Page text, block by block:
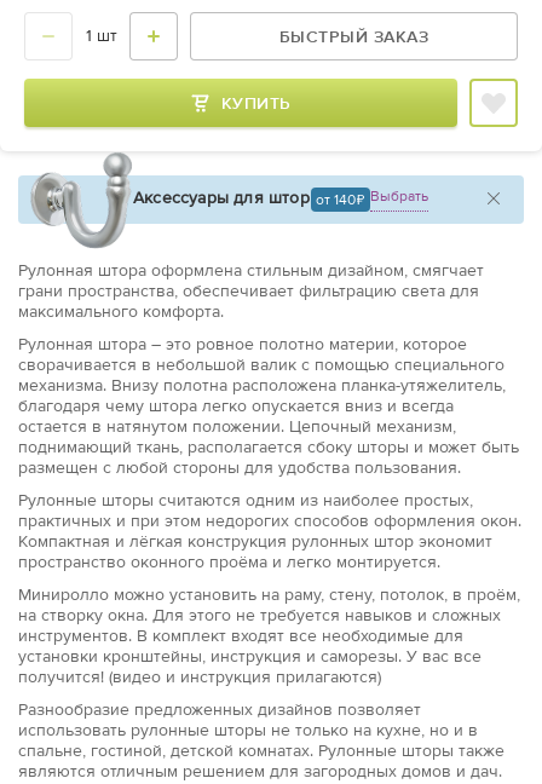
БЫСТРЫЙ ЗАКАЗ
КУПИТЬ
Аксессуары для штор от 140 Выбрать
Рулонная штора оформлена стильным дизайном, смягчает
грани пространства, обеспечивает фильтрацию света для
максимального комфорта.
Рулонная штора – это ровное полотно материи, которое
сворачивается в небольшой валик с помощью специального
механизма. Внизу полотна расположена планка-утяжелитель,
благодаря чему штора легко опускается вниз и всегда
остается в натянутом положении. Цепочный механизм,
поднимающий ткань, располагается сбоку шторы и может быть
размещен с любой стороны для удобства пользования.
Рулонные шторы считаются одним из наиболее простых,
практичных и при этом недорогих способов оформления окон.
Компактная и лёгкая конструкция рулонных штор экономит
пространство оконного проёма и легко монтируется.
Миниролло можно установить на раму, стену, потолок, в проём,
на створку окна. Для этого не требуется навыков и сложных
инструментов. В комплект входят все необходимые для
установки кронштейны, инструкция и саморезы. У вас все
получится! (видео и инструкция прилагаются)
Разнообразие предложенных дизайнов позволяет
использовать рулонные шторы не только на кухне, но и в
спальне, гостиной, детской комнатах. Рулонные шторы также
являются отличным решением для загородных домов и дач.